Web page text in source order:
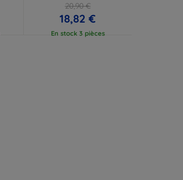
20,90 €
18,82 €
En stock 3 pièces